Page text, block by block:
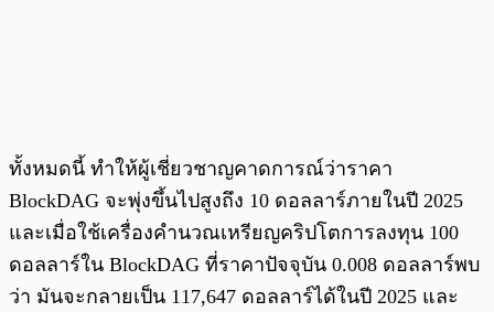
ทั้งหมดนี้ ทำให้ผู้เชี่ยวชาญคาดการณ์ว่าราคา
BlockDAG จะพุ่งขึ้นไปสูงถึง 10 ดอลลาร์ภายในปี 2025
และเมื่อใช้เครื่องคำนวณเหรียญคริปโตการลงทุน 100
ดอลลาร์ใน BlockDAG ที่ราคาปัจจุบัน 0.008 ดอลลาร์พบ
ว่า มันจะกลายเป็น 117,647 ดอลลาร์ได้ในปี 2025 และ